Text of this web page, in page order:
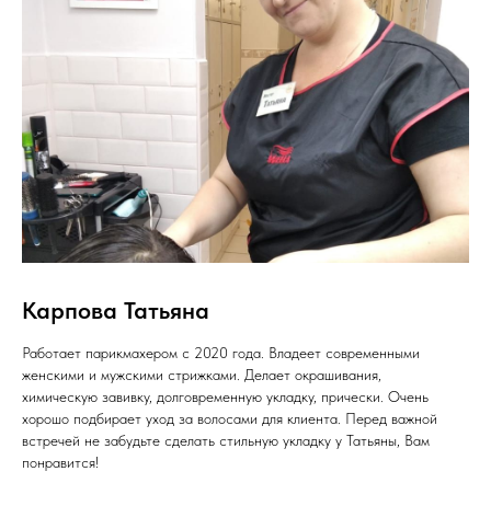
Карпова Татьяна
Работает парикмахером с 2020 года. Владеет современными
женскими и мужскими стрижками. Делает окрашивания,
химическую завивку, долговременную укладку, прически. Очень
хорошо подбирает уход за волосами для клиента. Перед важной
встречей не забудьте сделать стильную укладку у Татьяны, Вам
понравится!